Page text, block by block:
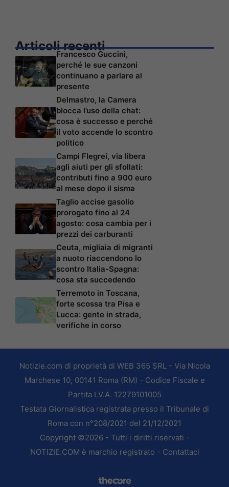
Articoli recenti
Francesco Guccini,
perché le sue canzoni
continuano a parlare al
presente
Delmastro, la Camera
blocca l’uso della chat:
cosa è successo e perché
il voto accende lo scontro
politico
Campi Flegrei, via libera
agli aiuti per gli sfollati:
contributi fino a 900 euro
al mese dopo il sisma
Taglio accise gasolio
prorogato fino al 24
agosto: cosa cambia per i
prezzi dei carburanti
Ceuta, migliaia di migranti
a nuoto riaccendono lo
scontro Italia-Spagna:
cosa sta succedendo
Terremoto in Toscana,
forte scossa tra Pisa e
Lucca: gente in strada,
verifiche in corso
Notizie.com di proprietà di WEB 365 SRL - Via Nicola
Marchese 10, 00141 Roma (RM) - Codice Fiscale e
Partita I.V.A. 12279101005
Testata Giornalistica registrata presso il Tribunale di
Roma con n°208/2021 del 21/12/2021
Copyright ©2026 - Tutti i diritti riservati -
NOTIZIE.COM è marchio registrato - Contattaci